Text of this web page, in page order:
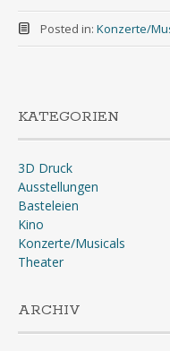
Posted in: Konzerte/
KATEGORIEN
3D Druck
Ausstellungen
Basteleien
Kino
Konzerte/Musicals
Theater
ARCHIV